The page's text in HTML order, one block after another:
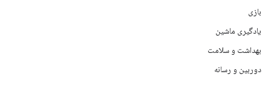
بازی
یادگیری ماشین
بهداشت و سلامت
دوربین و رسانه